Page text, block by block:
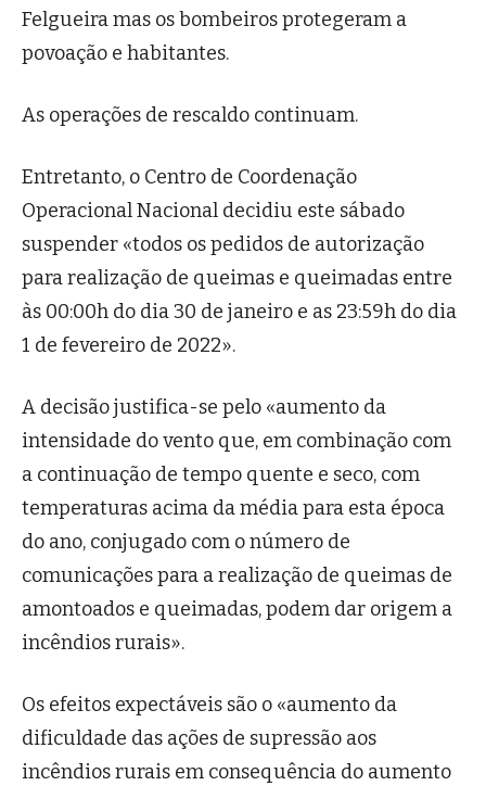
Felgueira mas os bombeiros protegeram a
povoação e habitantes.
As operações de rescaldo continuam.
Entretanto, o Centro de Coordenação
Operacional Nacional decidiu este sábado
suspender «todos os pedidos de autorização
para realização de queimas e queimadas entre
às 00:00h do dia 30 de janeiro e as 23:59h do dia
1 de fevereiro de 2022».
A decisão justifica-se pelo «aumento da
intensidade do vento que, em combinação com
a continuação de tempo quente e seco, com
temperaturas acima da média para esta época
do ano, conjugado com o número de
comunicações para a realização de queimas de
amontoados e queimadas, podem dar origem a
incêndios rurais».
Os efeitos expectáveis são o «aumento da
dificuldade das ações de supressão aos
incêndios rurais em consequência do aumento